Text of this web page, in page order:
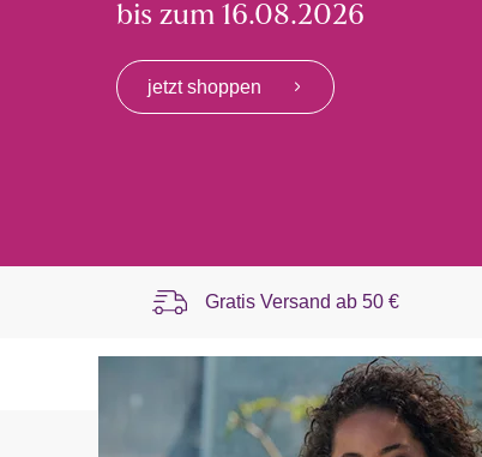
bis zum 16.08.2026
jetzt shoppen
Gratis Versand ab 50 €